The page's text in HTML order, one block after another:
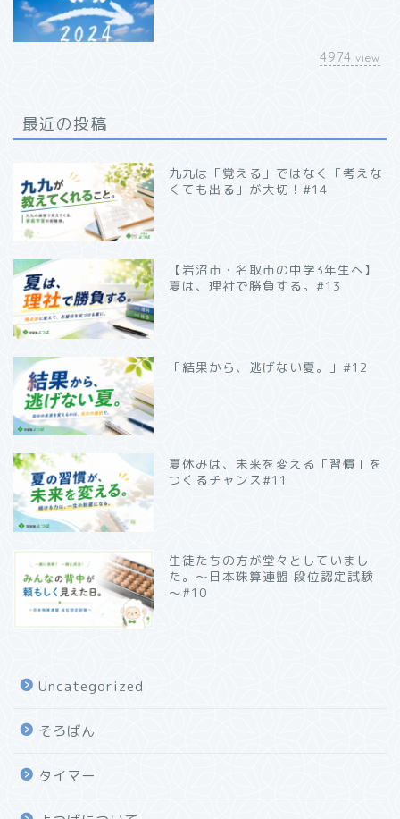
4974 view
最近の投稿
九九は「覚える」ではなく「考えな
くても出る」が大切！#14
【岩沼市・名取市の中学3年生へ】
夏は、理社で勝負する。#13
「結果から、逃げない夏。」#12
夏休みは、未来を変える「習慣」を
つくるチャンス#11
生徒たちの方が堂々としていまし
た。～日本珠算連盟 段位認定試験
～#10
Uncategorized
そろばん
タイマー